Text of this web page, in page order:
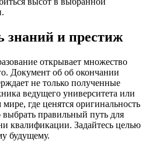
знаний и престиж
открывает множество
Документ об об окончании
не только полученные
ведущего университета или
где ценятся оригинальность
правильный путь для
квалификации. Задайтесь целью
будущему.